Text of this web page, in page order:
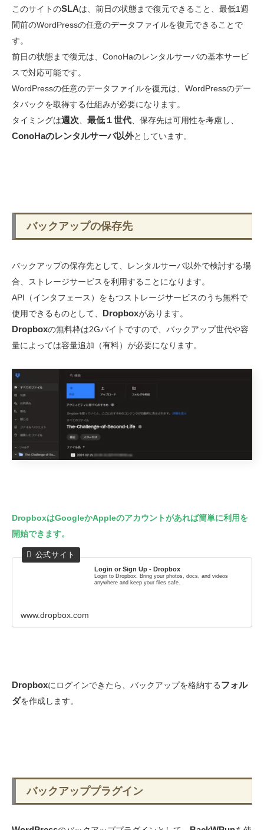
このサイトのSLAは、前日の状態まで復元できること、最低1週
間前のWordPressの任意のデータファイルを復元できることで
す。
前日の状態まで復元は、ConoHaのレンタルサーバの基本サービ
スで対応可能です。
WordPressの任意のデータファイルを復元は、WordPressのデー
タバックを取得する仕組みが必要になります。
タイミングは週次、 最低１世代、保存先は可用性を考慮し、
ConoHaのレンタルサーバ以外としています。
バックアップの保存先
バックアップの保存先として、レンタルサーバ以外で検討する場
合、ストレージサービスを利用することになります。
API（インタフェース）をもつストレージサービスのうち無料で
使用できるものとして、 Dropboxがあります。
Dropboxの無料枠は2Gバイトですので、バックアップ世代や容
量によっては容量追加（有料）が必要になります。
DropboxはGoogleかAppleのアカウントがあれば簡単に利用を
開始できます。
Login or Sign Up - Dropbox
Login to Dropbox. Bring your photos, docs, and videos
anywhere and keep your files safe.
www.dropbox.com
Dropboxにログインできたら、バックアップを格納するフォル
ダを作成します。
バックアッププラグイン